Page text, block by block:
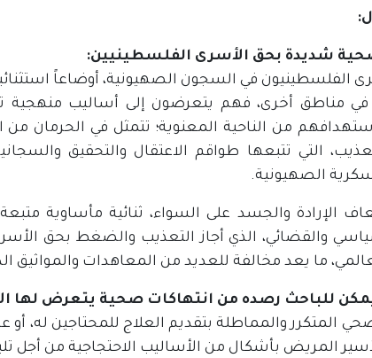
شديدة بحق الأسرى الفلسطينيين:
الفلسطينيون في السجون الصهيونية، أوضاعاً
في مناطق أخرى، فهم يتعرضون إلى أساليب منهجية
من الناحية المعنوية؛ تتمثل في الحرمان من
التي تتبعها طواقم الاعتقال والتحقيق
الصهيونية.
الإرادة والجسد على السواء، ثنائية مأساوية
والقضائي، الذي أجاز التعذيب والضغط بحق
ما يعد مخالفة للعديد من المعاهدات والمواثيق
للباحث رصده من انتهاكات صحية يتعرض لها
المتكرر والمماطلة بتقديم العلاج للمحتاجين له، أو
المريض بأشكال من الأساليب الاحتجاجية من أجل